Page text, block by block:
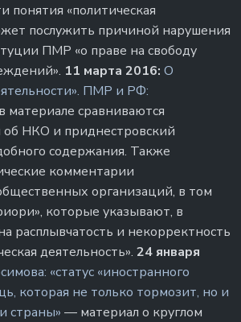
понятия «политическая
послужить причиной нарушения
ПМР «о праве на свободу
11 марта 2016: О
ПМР и РФ:
материале сравниваются
об НКО и приднестровский
содержания. Также
комментарии
организаций, в том
которые указывают, в
расплывчатость и некорректность
деятельность». 24 января
«статус «иностранного
которая не только тормозит, но и
страны» — материал о круглом